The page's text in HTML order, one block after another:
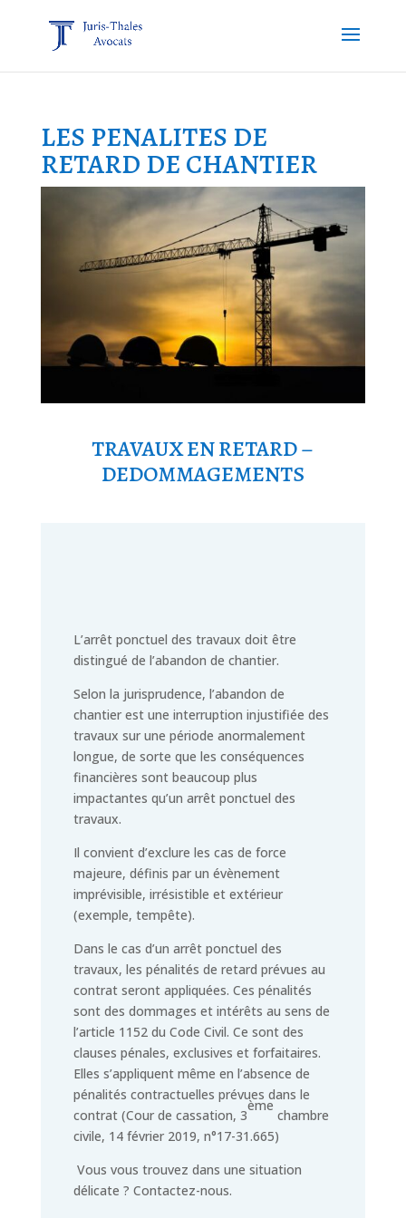
LES PENALITES DE
RETARD DE CHANTIER
TRAVAUX EN RETARD –
DEDOMMAGEMENTS
L’arrêt ponctuel des travaux doit être
distingué de l’abandon de chantier.
Selon la jurisprudence, l’abandon de
chantier est une interruption injustifiée des
travaux sur une période anormalement
longue, de sorte que les conséquences
financières sont beaucoup plus
impactantes qu’un arrêt ponctuel des
travaux.
Il convient d’exclure les cas de force
majeure, définis par un évènement
imprévisible, irrésistible et extérieur
(exemple, tempête).
Dans le cas d’un arrêt ponctuel des
travaux, les pénalités de retard prévues au
contrat seront appliquées. Ces pénalités
sont des dommages et intérêts au sens de
l’article 1152 du Code Civil. Ce sont des
clauses pénales, exclusives et forfaitaires.
Elles s’appliquent même en l’absence de
pénalités contractuelles prévues dans le
contrat (Cour de cassation, 3
ème
chambre
civile, 14 février 2019, n°17-31.665)
Vous vous trouvez dans une situation
délicate ? Contactez-nous.